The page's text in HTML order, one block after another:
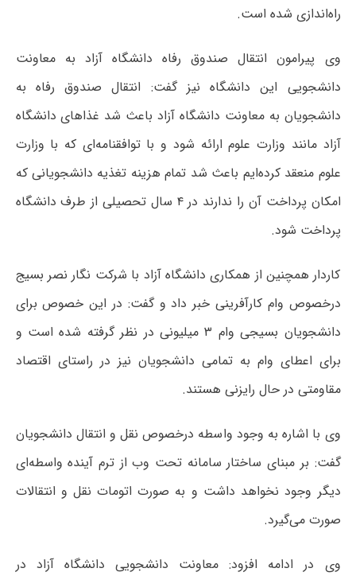
راه‌اندازی شده است.
وی پیرامون انتقال صندوق رفاه دانشگاه آزاد به معاونت
دانشجویی این دانشگاه نیز گفت: انتقال صندوق رفاه به
دانشجویان به معاونت دانشگاه آزاد باعث شد غذاهای دانشگاه
آزاد مانند وزارت علوم ارائه شود و با توافقنامه‌ای که با وزارت
علوم منعقد کرده‌ایم باعث شد تمام هزینه تغذیه دانشجویانی که
امکان پرداخت آن را ندارند در ۴ سال تحصیلی از طرف دانشگاه
پرداخت شود.
کاردار همچنین از همکاری دانشگاه آزاد با شرکت نگار نصر بسیج
درخصوص وام کارآفرینی خبر داد و گفت: در این خصوص برای
دانشجویان بسیجی وام ۳ میلیونی در نظر گرفته شده است و
برای اعطای وام به تمامی دانشجویان نیز در راستای اقتصاد
مقاومتی در حال رایزنی هستند.
وی با اشاره به وجود واسطه درخصوص نقل و انتقال دانشجویان
گفت: بر مبنای ساختار سامانه تحت وب از ترم آینده واسطه‌ای
دیگر وجود نخواهد داشت و به صورت اتومات نقل و انتقالات
صورت می‌گیرد.
وی در ادامه افزود: معاونت دانشجویی دانشگاه آزاد در